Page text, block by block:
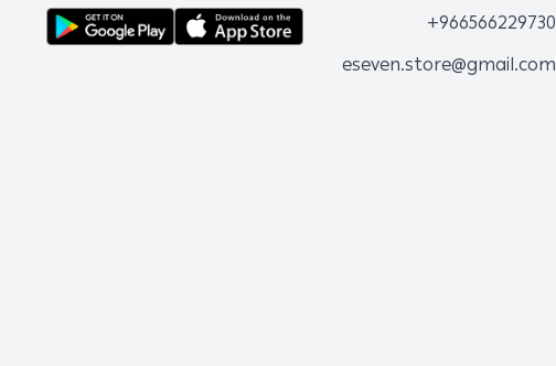
+966566229730
eseven.store@gmail.com